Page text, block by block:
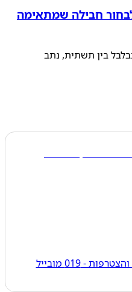
איך לבחור חבילה שמתאימה
בין תשתית, נתב
מובייל